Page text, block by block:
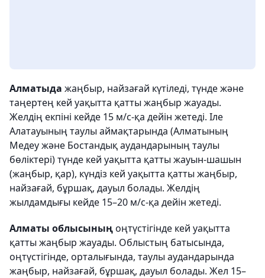
Алматыда жаңбыр, найзағай күтіледі, түнде және
таңертең кей уақытта қатты жаңбыр жауады.
Желдің екпіні кейде 15 м/с-қа дейін жетеді. Іле
Алатауының таулы аймақтарында (Алматының
Медеу және Бостандық аудандарының таулы
бөліктері) түнде кей уақытта қатты жауын-шашын
(жаңбыр, қар), күндіз кей уақытта қатты жаңбыр,
найзағай, бұршақ, дауыл болады. Желдің
жылдамдығы кейде 15–20 м/с-қа дейін жетеді.
Алматы облысыныңоңтүстігінде кей уақытта
қатты жаңбыр жауады. Облыстың батысында,
оңтүстігінде, орталығында, таулы аудандарында
жаңбыр, найзағай, бұршақ, дауыл болады. Жел 15–